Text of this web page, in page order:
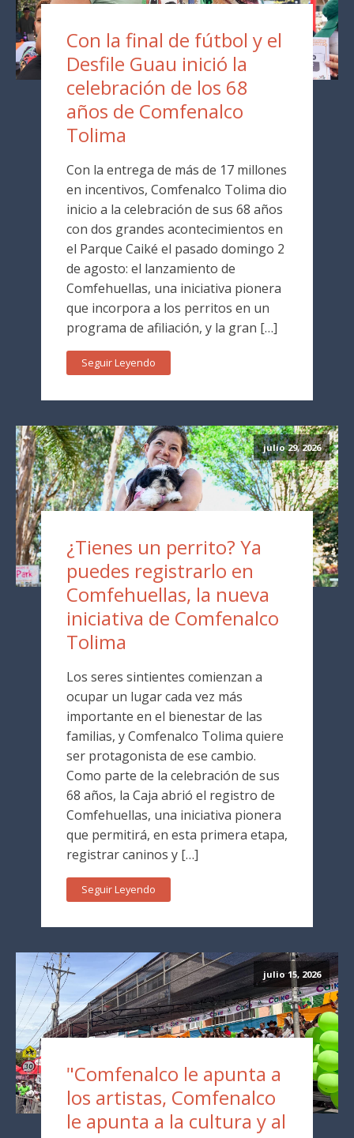
Con la final de fútbol y el
Desfile Guau inició la
celebración de los 68
años de Comfenalco
Tolima
Con la entrega de más de 17 millones
en incentivos, Comfenalco Tolima dio
inicio a la celebración de sus 68 años
con dos grandes acontecimientos en
el Parque Caiké el pasado domingo 2
de agosto: el lanzamiento de
Comfehuellas, una iniciativa pionera
que incorpora a los perritos en un
programa de afiliación, y la gran […]
Seguir Leyendo
julio 29, 2026
¿Tienes un perrito? Ya
puedes registrarlo en
Comfehuellas, la nueva
iniciativa de Comfenalco
Tolima
Los seres sintientes comienzan a
ocupar un lugar cada vez más
importante en el bienestar de las
familias, y Comfenalco Tolima quiere
ser protagonista de ese cambio.
Como parte de la celebración de sus
68 años, la Caja abrió el registro de
Comfehuellas, una iniciativa pionera
que permitirá, en esta primera etapa,
registrar caninos y […]
Seguir Leyendo
julio 15, 2026
"Comfenalco le apunta a
los artistas, Comfenalco
le apunta a la cultura y al